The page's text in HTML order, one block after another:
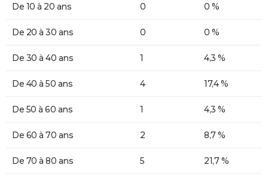
De 10 à 20 ans 0 0 %
De 20 à 30 ans 0 0 %
De 30 à 40 ans 1 4,3 %
De 40 à 50 ans 4 17,4 %
De 50 à 60 ans 1 4,3 %
De 60 à 70 ans 2 8,7 %
De 70 à 80 ans 5 21,7 %